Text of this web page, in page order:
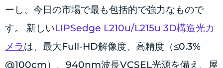
ーし、今日の市場で最も包括的で強力なもので
す。 新しいLIPSedge L210u/L215u 3D構造光カ
メラは、最大Full-HD解像度、高精度（≤0.3%
@100cm）、940nm波長VCSEL光源を備え、屋